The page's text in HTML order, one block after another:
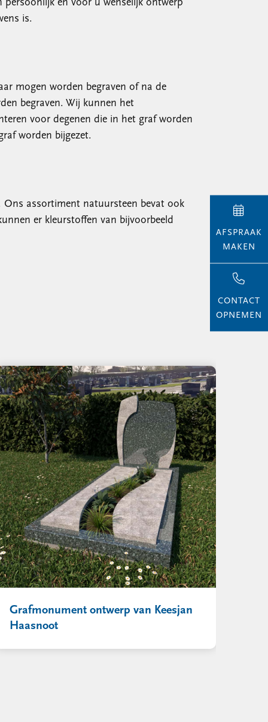
persoonlijk en voor u wenselijk ontwerp
is.
mogen worden begraven of na de
begraven. Wij kunnen het
voor degenen die in het graf worden
worden bijgezet.
Ons assortiment natuursteen bevat ook
er kleurstoffen van bijvoorbeeld
Grafmonument ontwerp van Keesjan
Haasnoot
AFSPRAAK
MAKEN
CONTACT
OPNEMEN